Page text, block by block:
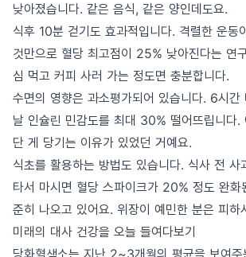
낮아졌습니다. 같은 음식, 같은 양인데도요.
식후 10분 걷기도 효과적입니다. 격렬한 운동
것만으로 혈당 최고점이 25% 낮아진다는 연
심 먹고 커피 사러 가는 정도면 충분합니다.
수면의 영향은 과소평가되어 있습니다. 6시간
날 인슐린 민감도를 최대 30% 떨어뜨립니다.
단 게 당기는 이유가 있었던 거예요.
식초를 활용하는 방법도 있습니다. 식사 전 사
타서 마시면 혈당 스파이크가 20% 정도 완화
준히 나오고 있어요. 위장이 예민한 분은 피하
미래의 대사 건강을 오늘 들여다보기
당화혈색소는 지난 2~3개월의 평균을 보여주